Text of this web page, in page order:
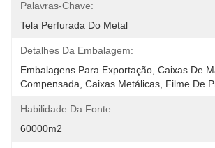
Palavras-Chave:
Tela Perfurada Do Metal
Detalhes Da Embalagem:
Embalagens Para Exportação, Caixas De
Compensada, Caixas Metálicas, Filme De
Habilidade Da Fonte:
60000m2